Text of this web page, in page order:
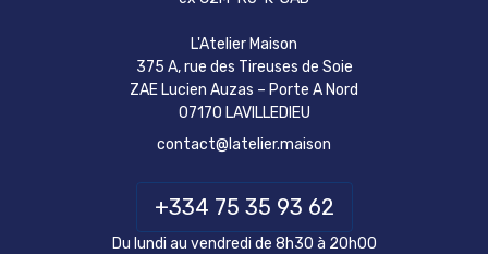
L'Atelier Maison
375 A, rue des Tireuses de Soie
ZAE Lucien Auzas – Porte A Nord
07170 LAVILLEDIEU
contact@latelier.maison
+334 75 35 93 62
Du lundi au vendredi de 8h30 à 20h00